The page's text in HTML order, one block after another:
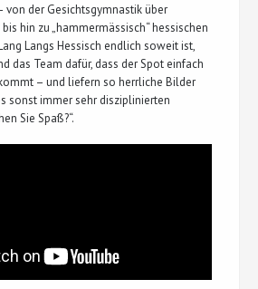
von der Gesichtsgymnastik über
hin zu „hammermässisch“ hessischen
Langs Hessisch endlich soweit ist,
das Team dafür, dass der Spot einfach
– und liefern so herrliche Bilder
sonst immer sehr disziplinierten
Sie Spaß?“.